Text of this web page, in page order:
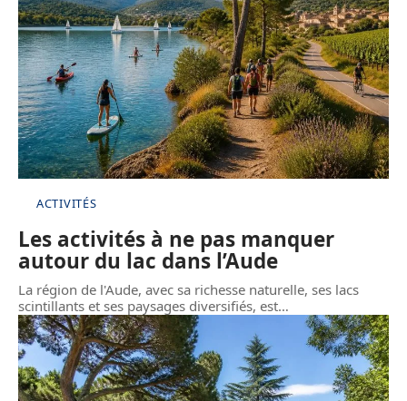
ACTIVITÉS
Les activités à ne pas manquer
autour du lac dans l’Aude
La région de l'Aude, avec sa richesse naturelle, ses lacs
scintillants et ses paysages diversifiés, est…